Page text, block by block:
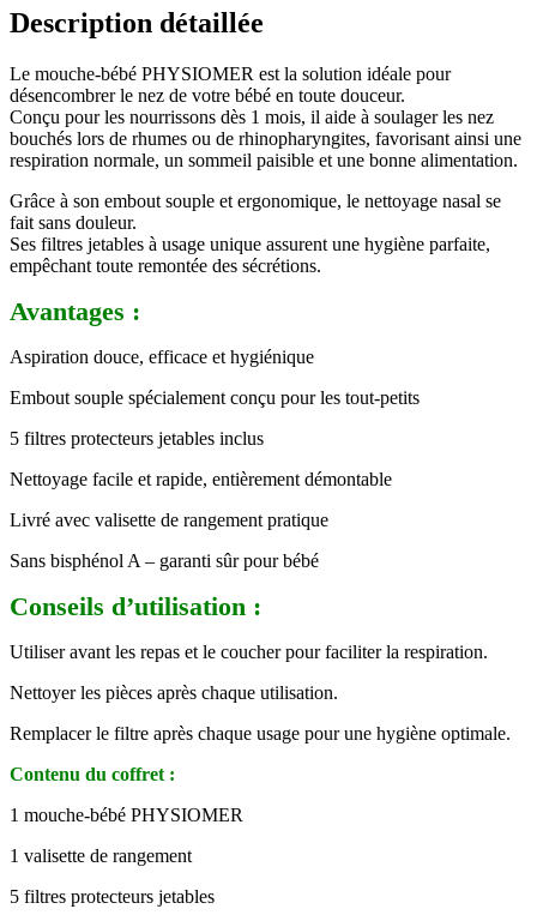
Description détaillée
Le mouche-bébé PHYSIOMER est la solution idéale pour
désencombrer le nez de votre bébé en toute douceur.
Conçu pour les nourrissons dès 1 mois, il aide à soulager les nez
bouchés lors de rhumes ou de rhinopharyngites, favorisant ainsi une
respiration normale, un sommeil paisible et une bonne alimentation.
Grâce à son embout souple et ergonomique, le nettoyage nasal se
fait sans douleur.
Ses filtres jetables à usage unique assurent une hygiène parfaite,
empêchant toute remontée des sécrétions.
Avantages :
Aspiration douce, efficace et hygiénique
Embout souple spécialement conçu pour les tout-petits
5 filtres protecteurs jetables inclus
Nettoyage facile et rapide, entièrement démontable
Livré avec valisette de rangement pratique
Sans bisphénol A – garanti sûr pour bébé
Conseils d’utilisation :
Utiliser avant les repas et le coucher pour faciliter la respiration.
Nettoyer les pièces après chaque utilisation.
Remplacer le filtre après chaque usage pour une hygiène optimale.
Contenu du coffret :
1 mouche-bébé PHYSIOMER
1 valisette de rangement
5 filtres protecteurs jetables